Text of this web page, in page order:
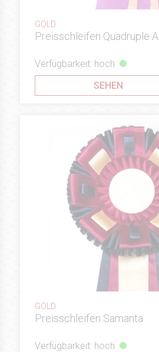
GOLD
Preisschleifen Quadruple A
Verfügbarkeit: hoch
SEHEN
GOLD
Preisschleifen Samanta
Verfügbarkeit: hoch